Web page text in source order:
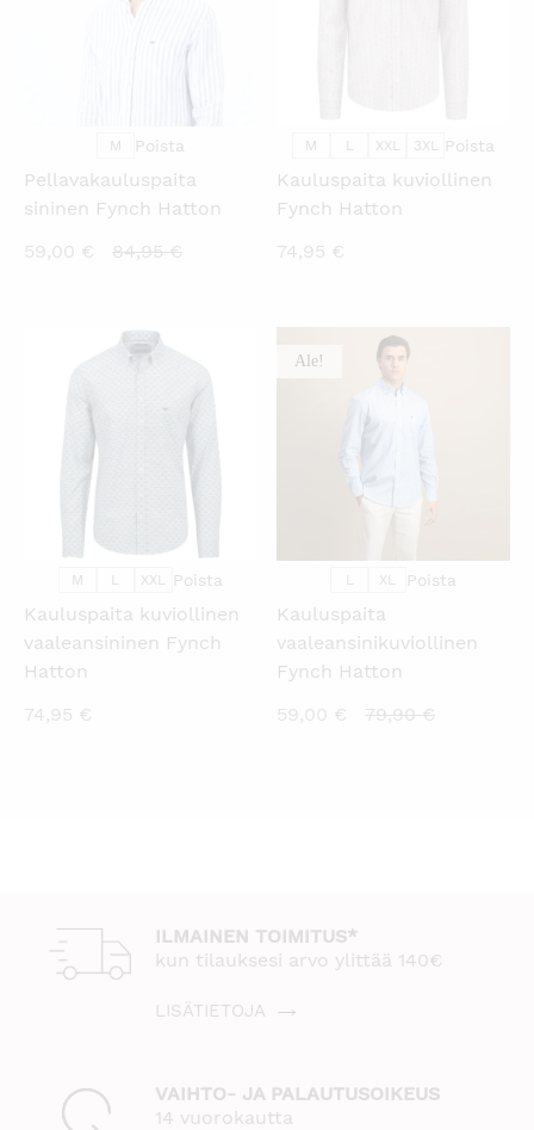
M Poista
Pellavakauluspaita
sininen Fynch Hatton
59,00 €
Nykyinen
59,00 €.
84,95€Alkuperäinen
M L XXL 3XL Poista
Kauluspaita kuviollinen
Fynch Hatton
74,95 €
M XXL Poista
Kauluspaita kuviollinen
vaaleansininen Fynch
Hatton
74,95 €
Ale! KATSO PIKANÄKYMÄ
XL Poista
Kauluspaita
vaaleansinikuviollinen
Fynch Hatton
59,00 €
Nykyinen
79,90€
ILMAINEN TOIMITUS*
kun tilauksesi arvo ylittää 140€
LISÄTIETOJA
VAIHTO- JA PALAUTUSOIKEUS
14 vuorokautta